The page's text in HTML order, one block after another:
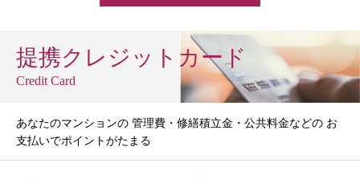
提携クレジットカード
Credit Card
あなたのマンションの 管理費・修繕積立金・公共料金などの お
支払いでポイントがたまる